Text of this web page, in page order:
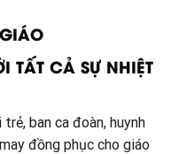
TẤT CẢ SỰ NHIỆT
ban ca đoàn, huynh
đồng phục cho giáo